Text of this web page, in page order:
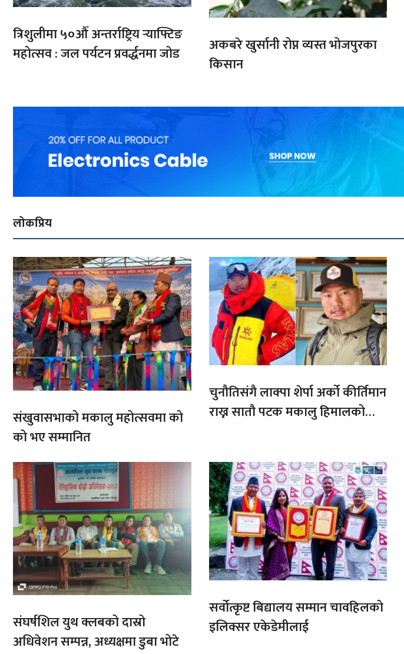
त्रिशुलीमा ५०औँ अन्तर्राष्ट्रिय र्‍याफ्टिङ
महोत्सव : जल पर्यटन प्रवर्द्धनमा जोड
अकबरे खुर्सानी रोप्न व्यस्त भोजपुरका
किसान
लोकप्रिय
संखुवासभाको मकालु महोत्सवमा को
को भए सम्मानित
चुनौतिसंगै लाक्पा शेर्पा अर्को कीर्तिमान
राख्न सातौ पटक मकालु हिमालको
संघर्षशिल युथ क्लबको दास्रो
अधिवेशन सम्पन्न, अध्यक्षमा डुबा भोटे
सर्वोत्कृष्ट बिद्यालय सम्मान चावहिलको
इलिक्सर एकेडेमीलाई